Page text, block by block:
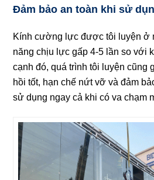
Đảm bảo an toàn khi sử
Kính cường lực được tôi luyện ở
năng chịu lực gấp 4-5 lần so với
cạnh đó, quá trình tôi luyện cũng
hồi tốt, hạn chế nứt vỡ và đảm
sử dụng ngay cả khi có va chạm